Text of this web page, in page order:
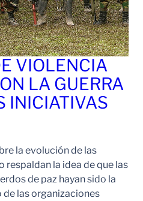
VIOLENCIA
LA GUERRA
INICIATIVAS
la evolución de las
respaldan la idea de que las
de paz hayan sido la
las organizaciones